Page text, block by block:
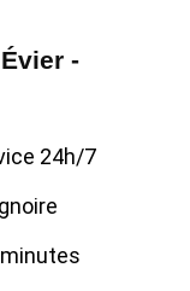
-
24h/7